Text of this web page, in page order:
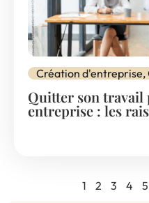
Création d'entreprise,
Quitter son travail
entreprise : les
1 2 3 4 5